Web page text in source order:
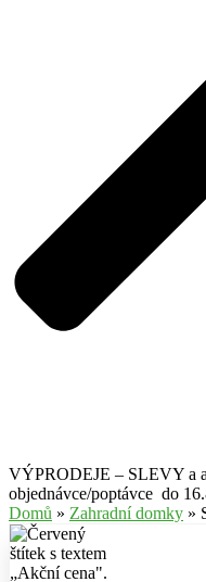
VÝPRODEJE – SLEVY a
objednávce/poptávce do
Domů » Zahradní domky »